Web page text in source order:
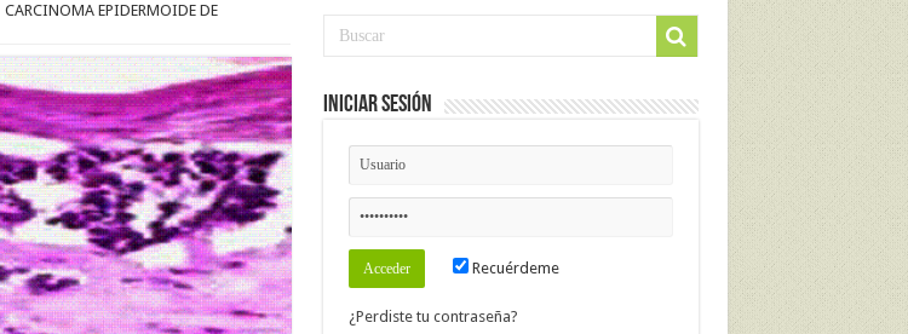
CARCINOMA EPIDERMOIDE DE
Iniciar Sesión
Recuérdeme
¿Perdiste tu contraseña?